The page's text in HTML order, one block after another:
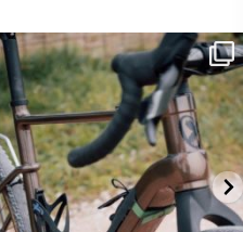
Kepler R è la gravel pensata per affrontare
lunghe...
26 0